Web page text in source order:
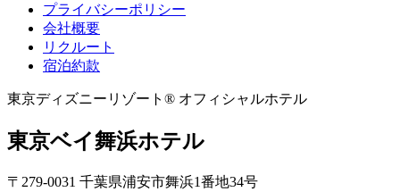
プライバシーポリシー
会社概要
リクルート
宿泊約款
東京ディズニーリゾート® オフィシャルホテル
東京ベイ舞浜ホテル
〒279-0031 千葉県浦安市舞浜1番地34号